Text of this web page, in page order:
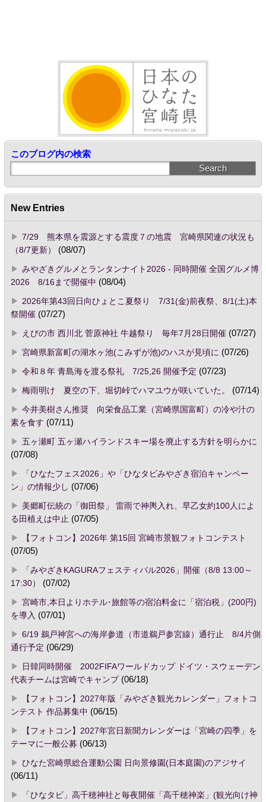
このブログ内の検索
New Entries
7/29 熊本県を震源とする震度７の地震 宮崎県関連の状況も
（8/7更新）
(08/07)
みやざきグルメとランタンナイト2026 - 同時開催 全国グルメ博
2026 8/16まで開催中 (08/04)
2026年第43回日向ひょとこ夏祭り 7/31(金)前夜祭、8/1(土)本
祭開催(07/27)
えびの市 西川北 菅原神社 牛越祭り 毎年7月28日開催(07/27)
宮崎県新富町の湖水ヶ池(こみずが池)のハスが見頃に (07/26)
令和８年 青島海を渡る祭礼 7/25,26 開催予定 (07/23)
梅雨明け 夏空の下、堀切峠でハマユウが咲いていた。
(07/14)
今井美樹さん推奨 向栄食品工業（宮崎県国富町）の冷や汁の
素を食す (07/11)
五ヶ瀬町 五ヶ瀬ハイランドスキー場を廃止する方針を明らかに
(07/08)
「ひなたフェス2026」や「ひなタビみやざき宿泊キャンペー
ン」の情報少し (07/06)
美郷町伝統の「御田祭」 雷雨で神輿入れ、早乙女約100人によ
る田植えは中止 (07/05)
【フォトコン】2026年 第15回 宮崎市景観フォトコンテスト
(07/05)
「みやざきKAGURAフェスティバル2026」開催（8/8 13:00～
17:30）
(07/02)
宮崎市,本日よりホテル･旅館等の宿泊料金に「宿泊税」(200円)
を導入 (07/01)
6/19 鵜戸神宮への海岸参道（市道鵜戸参宮線）通行止 8/4片側
通行予定 (06/29)
日韓同時開催 2002FIFAワールドカップ ドイツ・スウェーデン
代表チームは宮崎でキャンプ(06/18)
【フォトコン】2027年版「みやざき観光カレンダー」フォトコ
ンテスト 作品募集中 (06/15)
【フォトコン】2027年宮日新聞カレンダーは「宮崎の四季」を
テーマに一般公募 (06/13)
ひなた宮崎県総合運動公園 日向景修園(日本庭園)のアジサイ
(06/11)
「ひなタビ」高千穂神社と毎夜開催「高千穂神楽」(観光向け神